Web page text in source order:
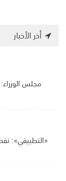
أخر الأخبار
مجلس
«التطبيقي»: